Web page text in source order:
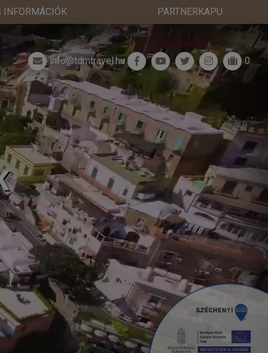
INFORMÁCIÓK PARTNERKAPU
info@tdmtravel.hu 0